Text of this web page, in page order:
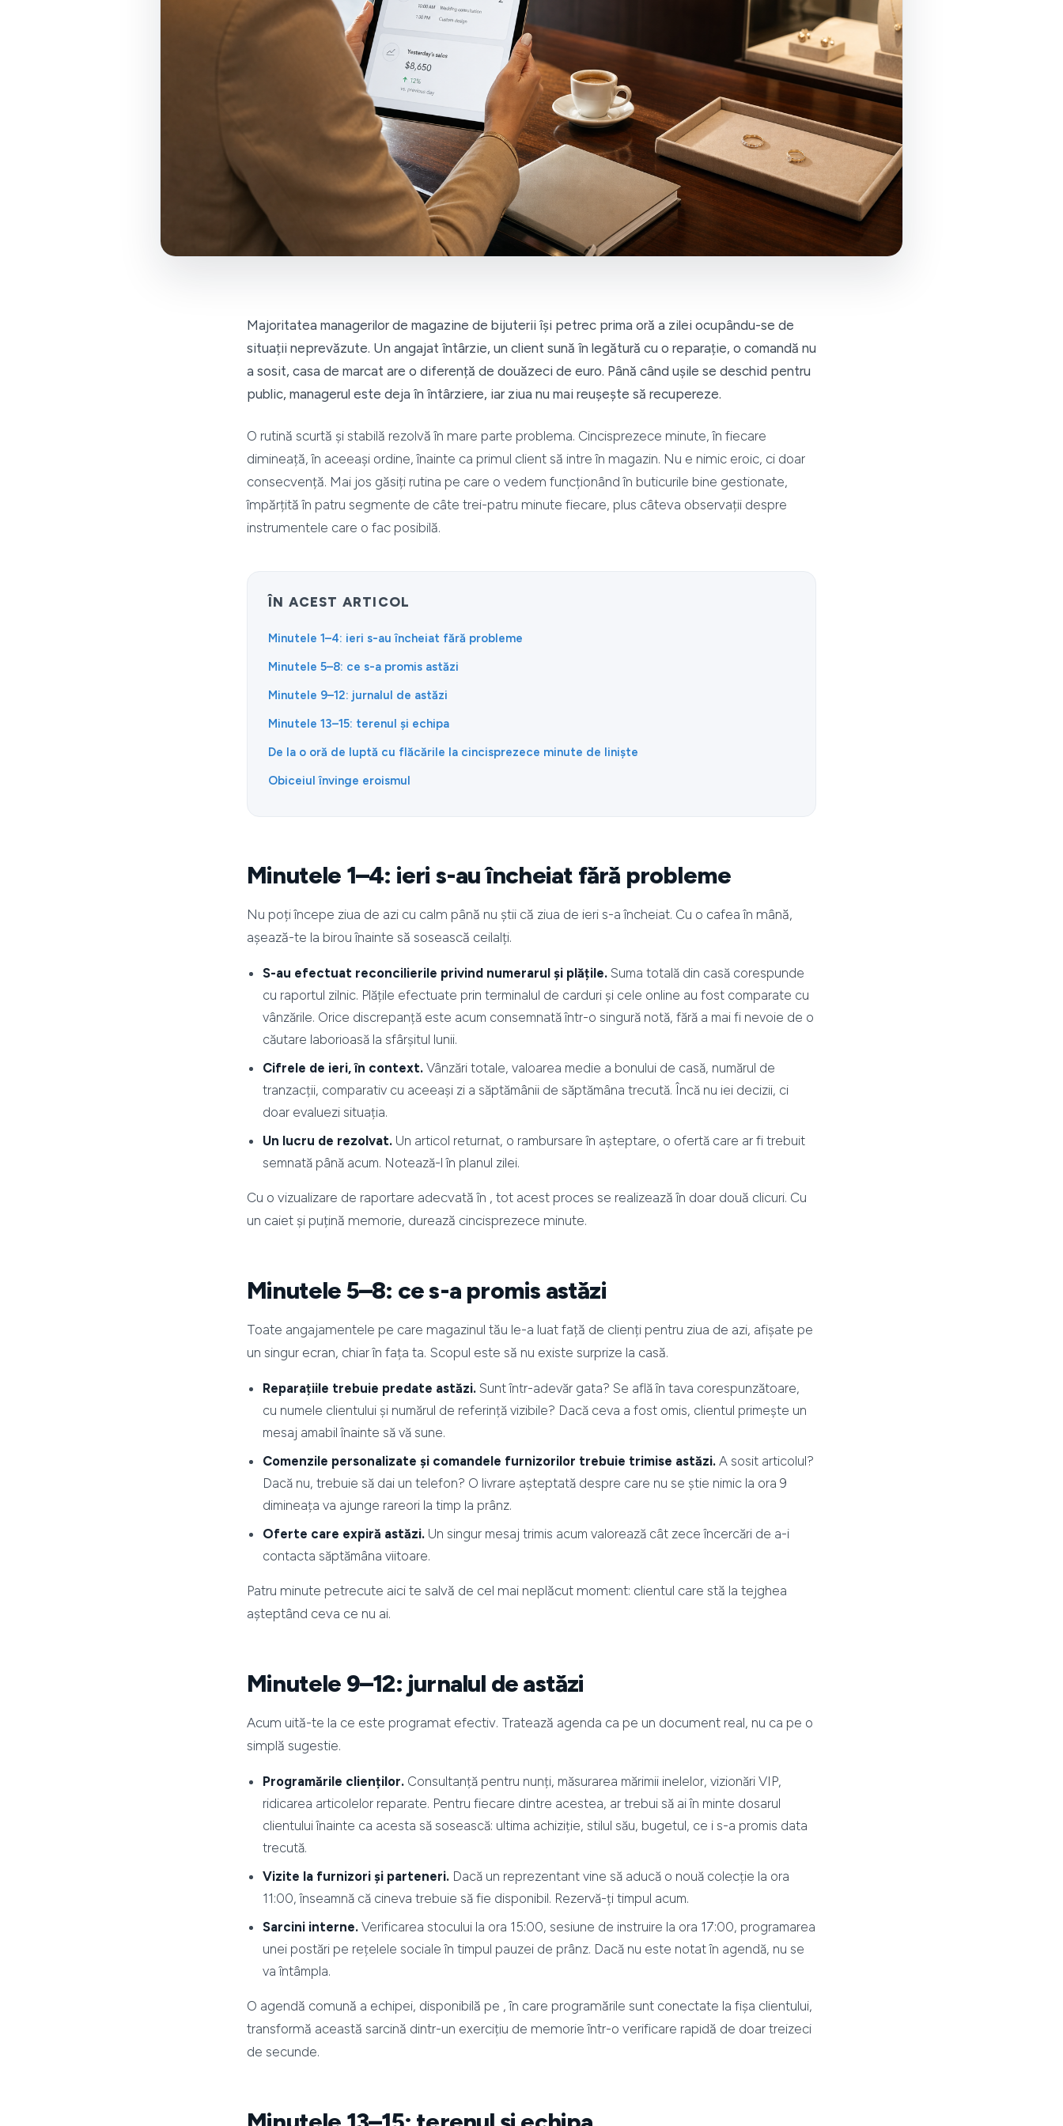
Majoritatea managerilor de magazine de bijuterii își petrec prima oră a zilei ocupându-se de
situații neprevăzute. Un angajat întârzie, un client sună în legătură cu o reparație, o comandă nu
a sosit, casa de marcat are o diferență de douăzeci de euro. Până când ușile se deschid pentru
public, managerul este deja în întârziere, iar ziua nu mai reușește să recupereze.
O rutină scurtă și stabilă rezolvă în mare parte problema. Cincisprezece minute, în fiecare
dimineață, în aceeași ordine, înainte ca primul client să intre în magazin. Nu e nimic eroic, ci doar
consecvență. Mai jos găsiți rutina pe care o vedem funcționând în buticurile bine gestionate,
împărțită în patru segmente de câte trei-patru minute fiecare, plus câteva observații despre
instrumentele care o fac posibilă.
ÎN ACEST ARTICOL
Minutele 1–4: ieri s-au încheiat fără probleme
Minutele 5–8: ce s-a promis astăzi
Minutele 9–12: jurnalul de astăzi
Minutele 13–15: terenul și echipa
De la o oră de luptă cu flăcările la cincisprezece minute de liniște
Obiceiul învinge eroismul
Minutele 1–4: ieri s-au încheiat fără probleme
Nu poți începe ziua de azi cu calm până nu știi că ziua de ieri s-a încheiat. Cu o cafea în mână,
așează-te la birou înainte să sosească ceilalți.
S-au efectuat reconcilierile privind numerarul și plățile. Suma totală din casă corespunde
cu raportul zilnic. Plățile efectuate prin terminalul de carduri și cele online au fost comparate cu
vânzările. Orice discrepanță este acum consemnată într-o singură notă, fără a mai fi nevoie de o
căutare laborioasă la sfârșitul lunii.
Cifrele de ieri, în context. Vânzări totale, valoarea medie a bonului de casă, numărul de
tranzacții, comparativ cu aceeași zi a săptămânii de săptămâna trecută. Încă nu iei decizii, ci
doar evaluezi situația.
Un lucru de rezolvat. Un articol returnat, o rambursare în așteptare, o ofertă care ar fi trebuit
semnată până acum. Notează-l în planul zilei.
Cu o vizualizare de raportare adecvată în , tot acest proces se realizează în doar două clicuri. Cu
un caiet și puțină memorie, durează cincisprezece minute.
Minutele 5–8: ce s-a promis astăzi
Toate angajamentele pe care magazinul tău le-a luat față de clienți pentru ziua de azi, afișate pe
un singur ecran, chiar în fața ta. Scopul este să nu existe surprize la casă.
Reparațiile trebuie predate astăzi. Sunt într-adevăr gata? Se află în tava corespunzătoare,
cu numele clientului și numărul de referință vizibile? Dacă ceva a fost omis, clientul primește un
mesaj amabil înainte să vă sune.
Comenzile personalizate și comandele furnizorilor trebuie trimise astăzi. A sosit articolul?
Dacă nu, trebuie să dai un telefon? O livrare așteptată despre care nu se știe nimic la ora 9
dimineața va ajunge rareori la timp la prânz.
Oferte care expiră astăzi. Un singur mesaj trimis acum valorează cât zece încercări de a-i
contacta săptămâna viitoare.
Patru minute petrecute aici te salvă de cel mai neplăcut moment: clientul care stă la tejghea
așteptând ceva ce nu ai.
Minutele 9–12: jurnalul de astăzi
Acum uită-te la ce este programat efectiv. Tratează agenda ca pe un document real, nu ca pe o
simplă sugestie.
Programările clienților. Consultanță pentru nunți, măsurarea mărimii inelelor, vizionări VIP,
ridicarea articolelor reparate. Pentru fiecare dintre acestea, ar trebui să ai în minte dosarul
clientului înainte ca acesta să sosească: ultima achiziție, stilul său, bugetul, ce i s-a promis data
trecută.
Vizite la furnizori și parteneri. Dacă un reprezentant vine să aducă o nouă colecție la ora
11:00, înseamnă că cineva trebuie să fie disponibil. Rezervă-ți timpul acum.
Sarcini interne. Verificarea stocului la ora 15:00, sesiune de instruire la ora 17:00, programarea
unei postări pe rețelele sociale în timpul pauzei de prânz. Dacă nu este notat în agendă, nu se
va întâmpla.
O agendă comună a echipei, disponibilă pe , în care programările sunt conectate la fișa clientului,
transformă această sarcină dintr-un exercițiu de memorie într-o verificare rapidă de doar treizeci
de secunde.